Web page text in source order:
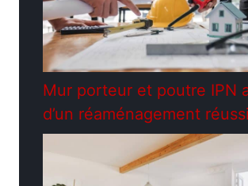
Mur porteur et poutre IPN
d’un réaménagement réussi